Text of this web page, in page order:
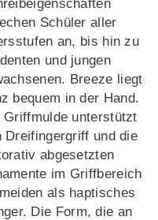
Schüler aller
an, bis hin zu
und jungen
Breeze liegt
bequem in der Hand.
Griffmulde unterstützt
Dreifingergriff und die
abgesetzten
im Griffbereich
als haptisches
Die Form, die an